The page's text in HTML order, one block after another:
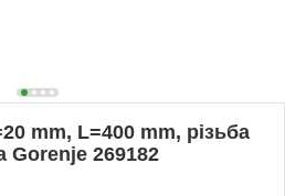
mm, L=400 mm, різьба
Gorenje 269182